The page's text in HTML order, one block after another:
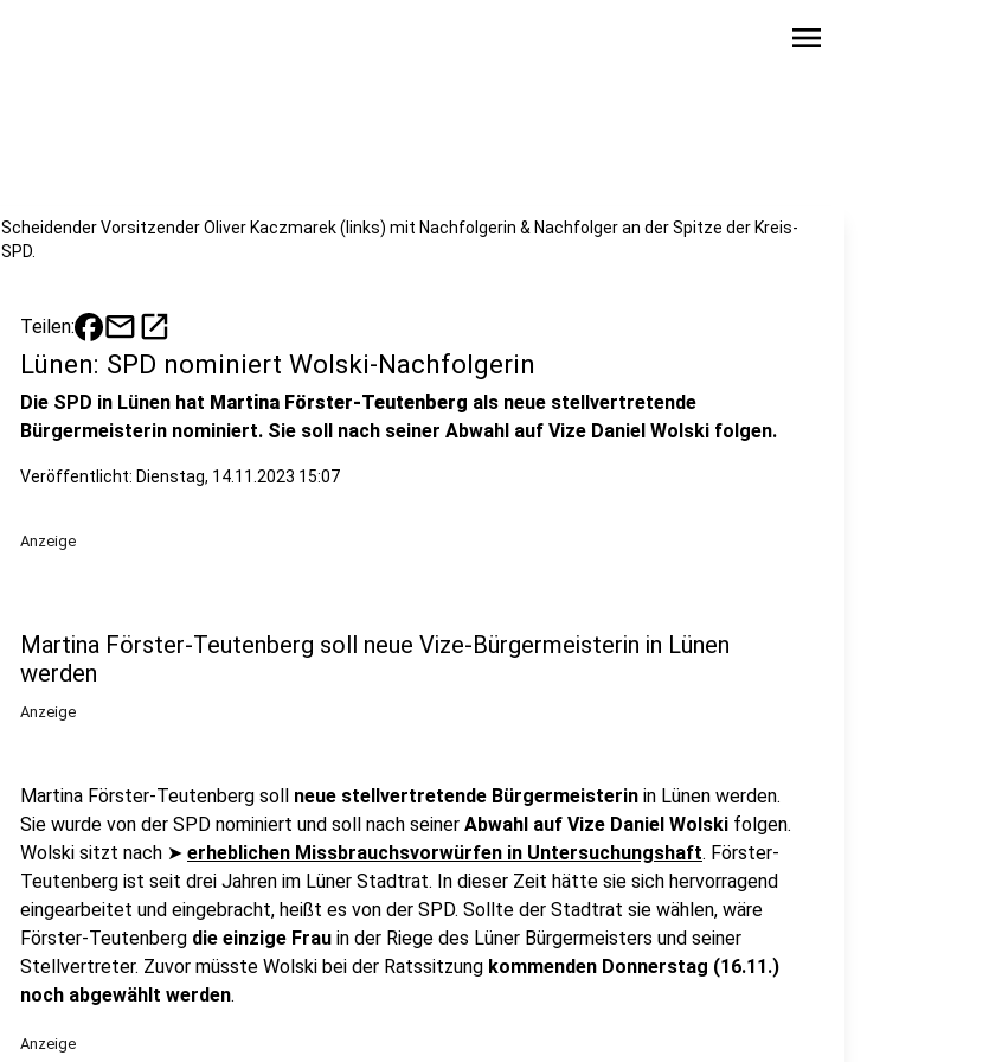
menu
Scheidender Vorsitzender Oliver Kaczmarek (links) mit Nachfolgerin & Nachfolger an der Spitze der Kreis-
SPD.
Teilen: mailopen_in_new
Lünen: SPD nominiert Wolski-Nachfolgerin
Die SPD in Lünen hat Martina Förster-Teutenberg als neue stellvertretende
Bürgermeisterin nominiert. Sie soll nach seiner Abwahl auf Vize Daniel Wolski folgen.
Veröffentlicht: Dienstag, 14.11.2023 15:07
Anzeige
Martina Förster-Teutenberg soll neue Vize-Bürgermeisterin in Lünen
werden
Anzeige
Martina Förster-Teutenberg soll neue stellvertretende Bürgermeisterin in Lünen werden.
Sie wurde von der SPD nominiert und soll nach seiner Abwahl auf Vize Daniel Wolski folgen.
Wolski sitzt nach ➤ erheblichen Missbrauchsvorwürfen in Untersuchungshaft. Förster-
Teutenberg ist seit drei Jahren im Lüner Stadtrat. In dieser Zeit hätte sie sich hervorragend
eingearbeitet und eingebracht, heißt es von der SPD. Sollte der Stadtrat sie wählen, wäre
Förster-Teutenberg die einzige Frau in der Riege des Lüner Bürgermeisters und seiner
Stellvertreter. Zuvor müsste Wolski bei der Ratssitzung kommenden Donnerstag (16.11.)
noch abgewählt werden.
Anzeige